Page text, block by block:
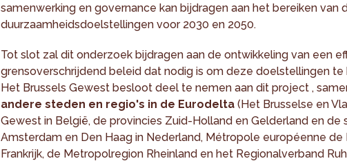
samenwerking en governance kan bijdragen aan het bereiken van
duurzaamheidsdoelstellingen voor 2030 en 2050.
Tot slot zal dit onderzoek bijdragen aan de ontwikkeling van een
grensoverschrijdend beleid dat nodig is om deze doelstellingen te
Het Brussels Gewest besloot deel te nemen aan dit project ,
andere steden en regio's in de Eurodelta (Het Brusselse en
Gewest in België, de provincies Zuid-Holland en Gelderland en de
Amsterdam en Den Haag in Nederland, Métropole européenne de
Frankrijk, de Metropolregion Rheinland en het Regionalverband